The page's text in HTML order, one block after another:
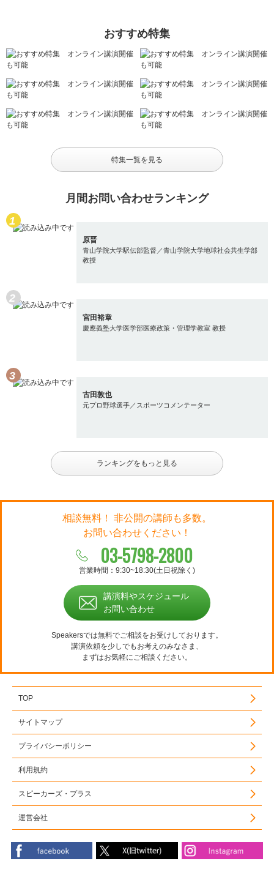
おすすめ特集
特集一覧を見る
月間お問い合わせランキング
原晋
青山学院大学駅伝部監督／青山学院大学地球社会共生学部
教授
宮田裕章
慶應義塾大学医学部医療政策・管理学教室 教授
古田敦也
元プロ野球選手／スポーツコメンテーター
ランキングをもっと見る
相談無料！ 非公開の講師も多数。
お問い合わせください！
03-5798-2800
営業時間：9:30~18:30(土日祝除く)
講演料やスケジュール
お問い合わせ
Speakersでは無料でご相談をお受けしております。
講演依頼を少しでもお考えのみなさま、
まずはお気軽にご相談ください。
TOP
サイトマップ
プライバシーポリシー
利用規約
スピーカーズ・プラス
運営会社